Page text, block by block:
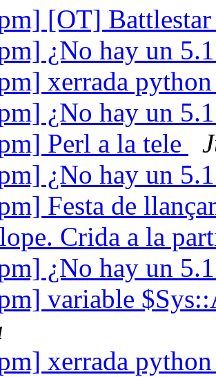
[OT]
¿No hay un
xerrada
¿No hay un
Perl a la tele
¿No hay un
Festa de
Crida a la
¿No hay un
variable
xerrada